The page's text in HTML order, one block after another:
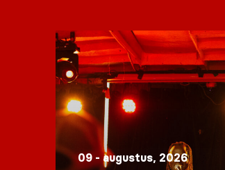
09 - augustus, 2026